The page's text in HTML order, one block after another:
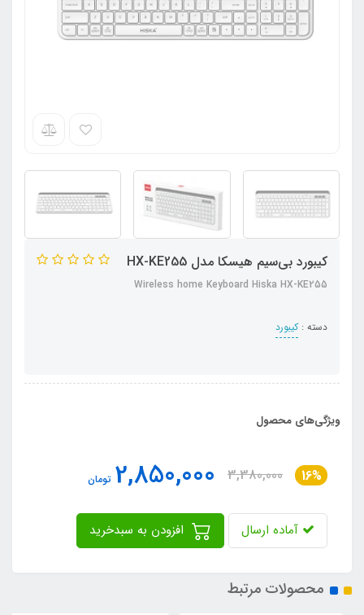
کیبورد بی‌سیم هیسکا مدل HX-KE255
Wireless home Keyboard Hiska HX-KE255
دسته :کیبورد
ویژگی‌های محصول
16%
3,380,000
2,850,000 تومان
آماده ارسال
محصولات مرتبط